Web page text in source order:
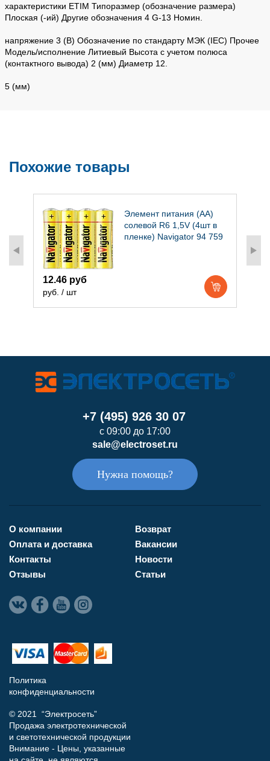
характеристики ETIM Типоразмер (обозначение размера)
Плоская (-ий) Другие обозначения 4 G-13 Номин.
напряжение 3 (В) Обозначение по стандарту МЭК (IEC) Прочее
Модель/исполнение Литиевый Высота с учетом полюса
(контактного вывода) 2 (мм) Диаметр 12.
5 (мм)
Похожие товары
Элемент питания (AA)
солевой R6 1,5V (4шт в
пленке) Navigator 94 759
12.46 руб
руб. / шт
+7 (495) 926 30 07
с 09:00 до 17:00
sale@electroset.ru
Нужна помощь?
О компании
Оплата и доставка
Контакты
Отзывы
Возврат
Вакансии
Новости
Статьи
Политика
конфиденциальности
© 2021 “Электросеть”
Продажа электротехнической
и светотехнической продукции
Внимание - Цены, указанные